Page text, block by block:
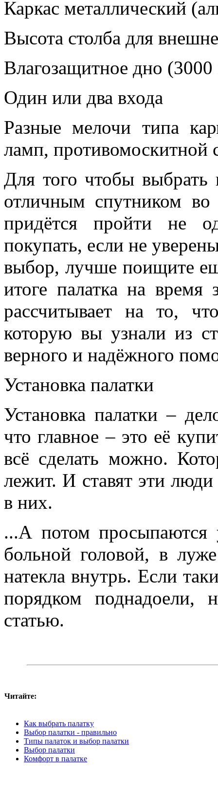
Каркас металлический
Высота столба для
Влагозащитное дно
Один или два входа
Разные мелочи типа
ламп, противомоскитной
Для того чтобы выбрать
отличным спутником
придётся пройти не
покупать, если не
выбор, лучше поищите
итоге палатка на
рассчитывает на то,
которую вы узнали из
верного и надёжного
Установка палатки
Установка палатки –
что главное – это её
всё сделать можно.
лежит. И ставят эти
в них.
...А потом
больной головой, в
натекла внутрь. Если
порядком поднадоели,
статью.
Читайте:
Как выбрать палатку
Выбор палатки - правильно
Типы палаток и выбор палатки
Выбор палатки
Комфорт в палатке